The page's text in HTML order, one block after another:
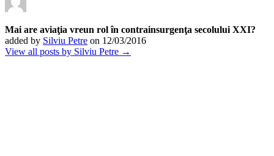
Mai are aviaţia vreun rol în contrainsurgenţa secolului XXI?
added by Silviu Petre on 12/03/2016
View all posts by Silviu Petre →